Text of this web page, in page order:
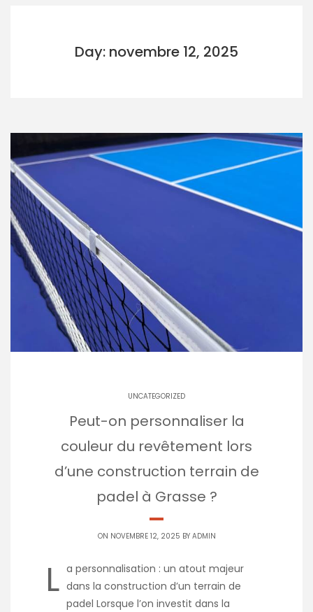
Day: novembre 12, 2025
UNCATEGORIZED
Peut-on personnaliser la
couleur du revêtement lors
d’une construction terrain de
padel à Grasse ?
ON NOVEMBRE 12, 2025 BY ADMIN
L a personnalisation : un atout majeur
dans la construction d’un terrain de
padel Lorsque l’on investit dans la